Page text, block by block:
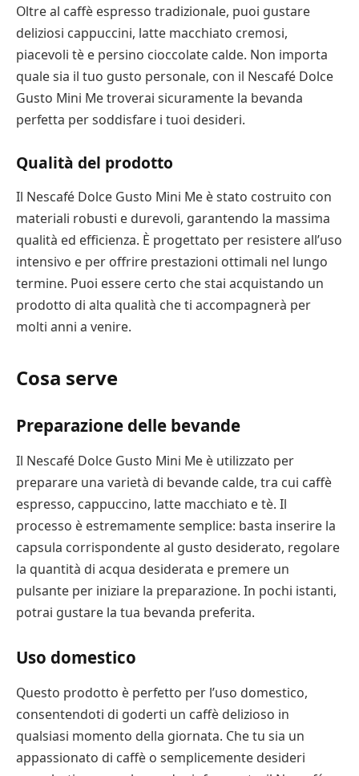
Oltre al caffè espresso tradizionale, puoi gustare
deliziosi cappuccini, latte macchiato cremosi,
piacevoli tè e persino cioccolate calde. Non importa
quale sia il tuo gusto personale, con il Nescafé Dolce
Gusto Mini Me troverai sicuramente la bevanda
perfetta per soddisfare i tuoi desideri.
Qualità del prodotto
Il Nescafé Dolce Gusto Mini Me è stato costruito con
materiali robusti e durevoli, garantendo la massima
qualità ed efficienza. È progettato per resistere all’uso
intensivo e per offrire prestazioni ottimali nel lungo
termine. Puoi essere certo che stai acquistando un
prodotto di alta qualità che ti accompagnerà per
molti anni a venire.
Cosa serve
Preparazione delle bevande
Il Nescafé Dolce Gusto Mini Me è utilizzato per
preparare una varietà di bevande calde, tra cui caffè
espresso, cappuccino, latte macchiato e tè. Il
processo è estremamente semplice: basta inserire la
capsula corrispondente al gusto desiderato, regolare
la quantità di acqua desiderata e premere un
pulsante per iniziare la preparazione. In pochi istanti,
potrai gustare la tua bevanda preferita.
Uso domestico
Questo prodotto è perfetto per l’uso domestico,
consentendoti di goderti un caffè delizioso in
qualsiasi momento della giornata. Che tu sia un
appassionato di caffè o semplicemente desideri